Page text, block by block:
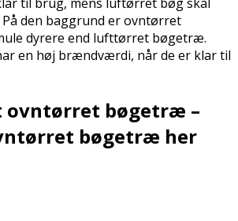
den baggrund er ovntørret
dyrere end lufttørret bøgetræ.
en høj brændværdi, når de er klar til
ovntørret bøgetræ –
bøgetræ her